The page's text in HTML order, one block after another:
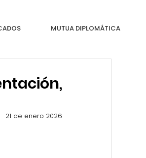
MUTUA DIPLOMÁTICA
21 de enero 2026